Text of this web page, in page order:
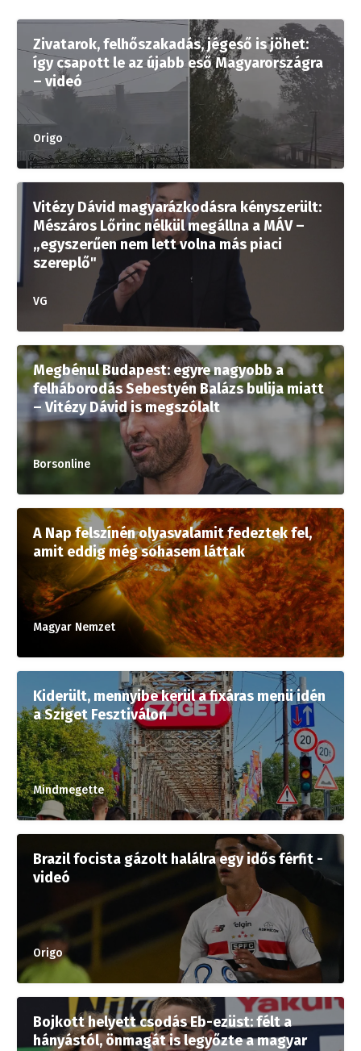
Zivatarok, felhőszakadás, jégeső is jöhet:
így csapott le az újabb eső Magyarországra
– videó
Origo
Vitézy Dávid magyarázkodásra kényszerült:
Mészáros Lőrinc nélkül megállna a MÁV –
„egyszerűen nem lett volna más piaci
szereplő"
VG
Megbénul Budapest: egyre nagyobb a
felháborodás Sebestyén Balázs bulija miatt
– Vitézy Dávid is megszólalt
Borsonline
A Nap felszínén olyasvalamit fedeztek fel,
amit eddig még sohasem láttak
Magyar Nemzet
Kiderült, mennyibe kerül a fixáras menü idén
a Sziget Fesztiválon
Mindmegette
Brazil focista gázolt halálra egy idős férfit -
videó
Origo
Bojkott helyett csodás Eb-ezüst: félt a
hányástól, önmagát is legyőzte a magyar